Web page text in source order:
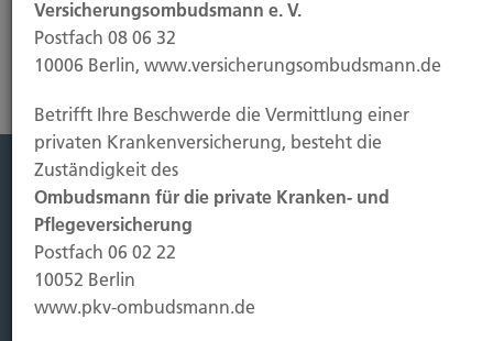
Leistung
Leben
Vorsorgen
Sichern
Versicherungsombudsmann e. V.
Postfach 08 06 32
10006 Berlin, www.versicherungsombudsmann.de
Betrifft Ihre Beschwerde die Vermittlung einer
privaten Krankenversicherung, besteht die
Zuständigkeit des
Ombudsmann für die private Kranken- und
Pflegeversicherung
Postfach 06 02 22
10052 Berlin
www.pkv-ombudsmann.de